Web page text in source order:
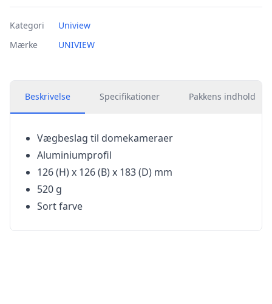
Kategori
Uniview
Mærke
UNIVIEW
Beskrivelse Specifikationer Pakkens indhold
Vægbeslag til domekameraer
Aluminiumprofil
126 (H) x 126 (B) x 183 (D) mm
520 g
Sort farve